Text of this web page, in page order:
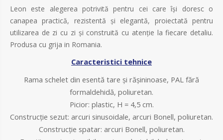
Leon este alegerea potrivită pentru cei care își doresc o
canapea practică, rezistentă și elegantă, proiectată pentru
utilizarea de zi cu zi și construită cu atenție la fiecare detaliu.
Produsa cu grija in Romania.
Caracteristici tehnice
Rama schelet din esentă tare și rășininoase, PAL fără
formaldehidă, poliuretan.
Picior: plastic, H = 4,5 cm.
Construcție sezut: arcuri sinusoidale, arcuri Bonell, poliuretan.
Construcție spatar: arcuri Bonell, poliuretan.